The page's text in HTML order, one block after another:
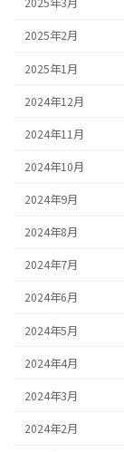
2025年2月
2025年1月
2024年12月
2024年11月
2024年10月
2024年9月
2024年8月
2024年7月
2024年6月
2024年5月
2024年4月
2024年3月
2024年2月